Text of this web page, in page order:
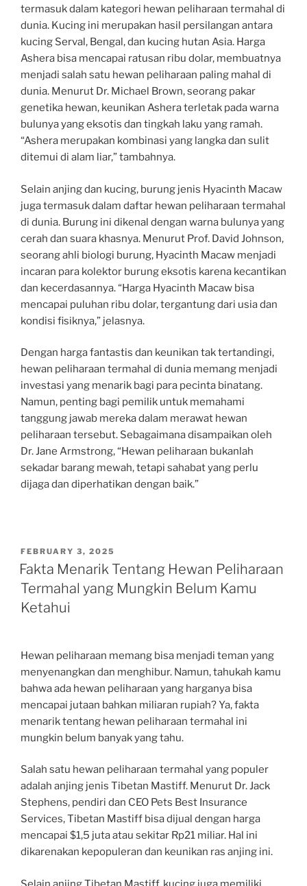
termasuk dalam kategori hewan peliharaan termahal di
dunia. Kucing ini merupakan hasil persilangan antara
kucing Serval, Bengal, dan kucing hutan Asia. Harga
Ashera bisa mencapai ratusan ribu dolar, membuatnya
menjadi salah satu hewan peliharaan paling mahal di
dunia. Menurut Dr. Michael Brown, seorang pakar
genetika hewan, keunikan Ashera terletak pada warna
bulunya yang eksotis dan tingkah laku yang ramah.
“Ashera merupakan kombinasi yang langka dan sulit
ditemui di alam liar,” tambahnya.
Selain anjing dan kucing, burung jenis Hyacinth Macaw
juga termasuk dalam daftar hewan peliharaan termahal
di dunia. Burung ini dikenal dengan warna bulunya yang
cerah dan suara khasnya. Menurut Prof. David Johnson,
seorang ahli biologi burung, Hyacinth Macaw menjadi
incaran para kolektor burung eksotis karena kecantikan
dan kecerdasannya. “Harga Hyacinth Macaw bisa
mencapai puluhan ribu dolar, tergantung dari usia dan
kondisi fisiknya,” jelasnya.
Dengan harga fantastis dan keunikan tak tertandingi,
hewan peliharaan termahal di dunia memang menjadi
investasi yang menarik bagi para pecinta binatang.
Namun, penting bagi pemilik untuk memahami
tanggung jawab mereka dalam merawat hewan
peliharaan tersebut. Sebagaimana disampaikan oleh
Dr. Jane Armstrong, “Hewan peliharaan bukanlah
sekadar barang mewah, tetapi sahabat yang perlu
dijaga dan diperhatikan dengan baik.”
POSTED
ON
FEBRUARY 3, 2025
Fakta Menarik Tentang Hewan Peliharaan
Termahal yang Mungkin Belum Kamu
Ketahui
Hewan peliharaan memang bisa menjadi teman yang
menyenangkan dan menghibur. Namun, tahukah kamu
bahwa ada hewan peliharaan yang harganya bisa
mencapai jutaan bahkan miliaran rupiah? Ya, fakta
menarik tentang hewan peliharaan termahal ini
mungkin belum banyak yang tahu.
Salah satu hewan peliharaan termahal yang populer
adalah anjing jenis Tibetan Mastiff. Menurut Dr. Jack
Stephens, pendiri dan CEO Pets Best Insurance
Services, Tibetan Mastiff bisa dijual dengan harga
mencapai $1,5 juta atau sekitar Rp21 miliar. Hal ini
dikarenakan kepopuleran dan keunikan ras anjing ini.